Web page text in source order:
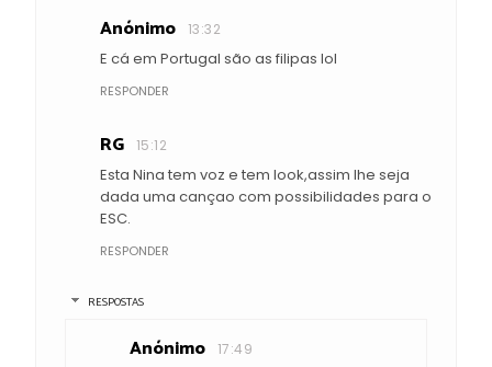
Anónimo 13:32
E cá em Portugal são as filipas lol
RESPONDER
RG 15:12
Esta Nina tem voz e tem look,assim lhe seja
dada uma cançao com possibilidades para o
ESC.
RESPONDER
RESPOSTAS
Anónimo 17:49